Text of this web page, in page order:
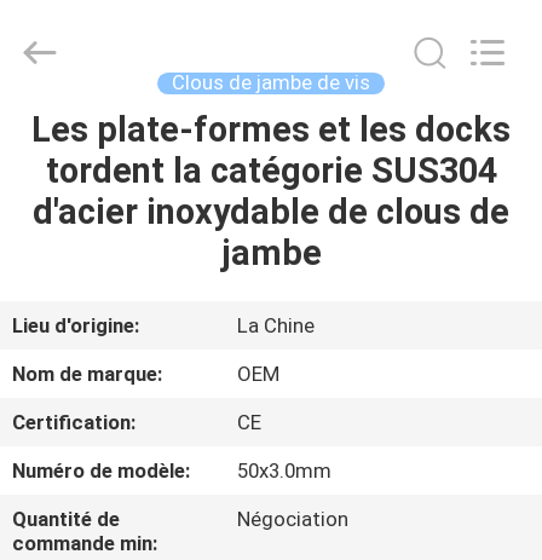
MAISON
PRODUITS
SUJET
DE
NOUS
VISITE
D'USINE
Business
License.
Reserved.
Clous de jambe de vis
Les plate-formes et les docks
tordent la catégorie SUS304
d'acier inoxydable de clous de
jambe
Lieu d'origine:
La Chine
Nom de marque:
OEM
Certification:
CE
Numéro de modèle:
50x3.0mm
Quantité de
commande min:
Négociation